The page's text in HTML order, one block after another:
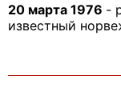
20 марта 1976 -
известный